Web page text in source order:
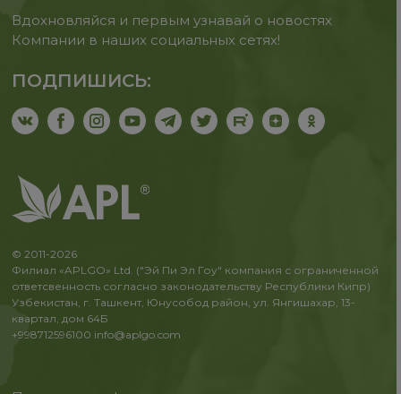
Вдохновляйся и первым узнавай о новостях
Компании в наших социальных сетях!
ПОДПИШИСЬ:
© 2011-2026
Филиал «APLGO» Ltd. ("Эй Пи Эл Гоу" компания с ограниченной
ответсвенность согласно законодательству Республики Кипр)
Узбекистан, г. Ташкент, Юнусобод район, ул. Янгишахар, 13-
квартал, дом 64Б
+998712596100 info@aplgo.com